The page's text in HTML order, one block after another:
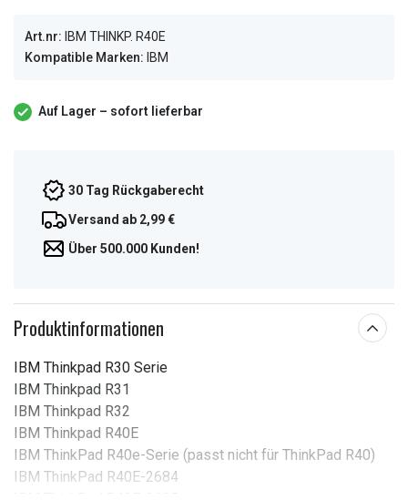
Art.nr: IBM THINKP. R40E
Kompatible Marken: IBM
Auf Lager – sofort lieferbar
30 Tag Rückgaberecht
Versand ab 2,99 €
Über 500.000 Kunden!
Produktinformationen
IBM Thinkpad R30 Serie
IBM Thinkpad R31
IBM Thinkpad R32
IBM Thinkpad R40E
IBM ThinkPad R40e-Serie (passt nicht für ThinkPad R40)
IBM ThinkPad R40E-2684